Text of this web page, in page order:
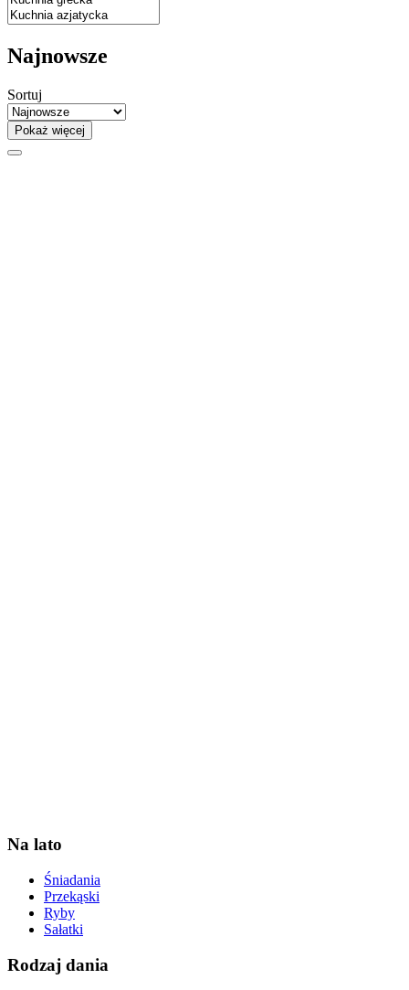
Najnowsze
Sortuj
Pokaż więcej
Na lato
Śniadania
Przekąski
Ryby
Sałatki
Rodzaj dania